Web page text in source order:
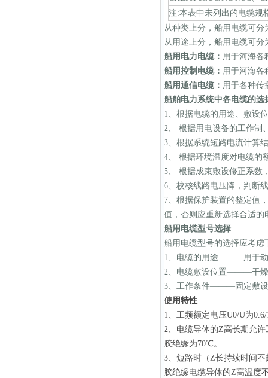
注:本表中未列出的电缆规
从种类上分，船用电缆可分
从用途上分，船用电缆可分
船用电力电缆： 用于河海各
船用控制电缆： 用于河海各
船用通信电缆： 用于各种传
船舶电力系统中各电缆的选
1、根据电缆的用途、敷设
2、 根据用电设备的工作制
3、根据系统短路电流计算
4、 根据环境温度对电缆的
5、 根据成束敷设修正系数
6、校核线路电压降，判断
7、根据保护装置的整定值
值，否则应重新选择合适的
船用电缆型号选择
船用电缆型号的选择应考虑
1、电缆的用途———用于
2、电缆敷设位置———干
3、工作条件———固定敷
使用特性
1、工频额定电压U0/U为
2、电缆导体的Z高长期允
胶绝缘为70℃。
3、短路时（Z长持续时间
胶绝缘电缆导体的Z高温度